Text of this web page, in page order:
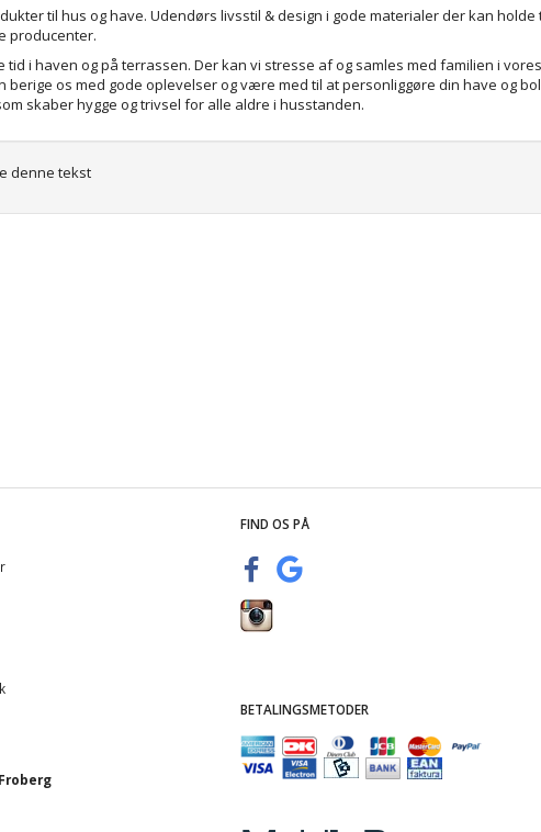
til hus og have. Udendørs livsstil & design i gode materialer der kan holde
producenter.
tid i haven og på terrassen. Der kan vi stresse af og samles med familien i
berige os med gode oplevelser og være med til at personliggøre din have og
skaber hygge og trivsel for alle aldre i husstanden.
denne tekst
FIND OS PÅ
BETALINGSMETODER